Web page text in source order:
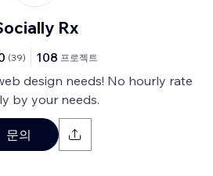
Rx
(39) 108 프로젝트
design needs! No hourly rate
by your needs.
문의